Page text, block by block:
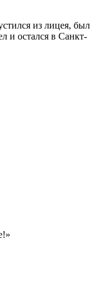
из лицея, был
и остался в Санкт-